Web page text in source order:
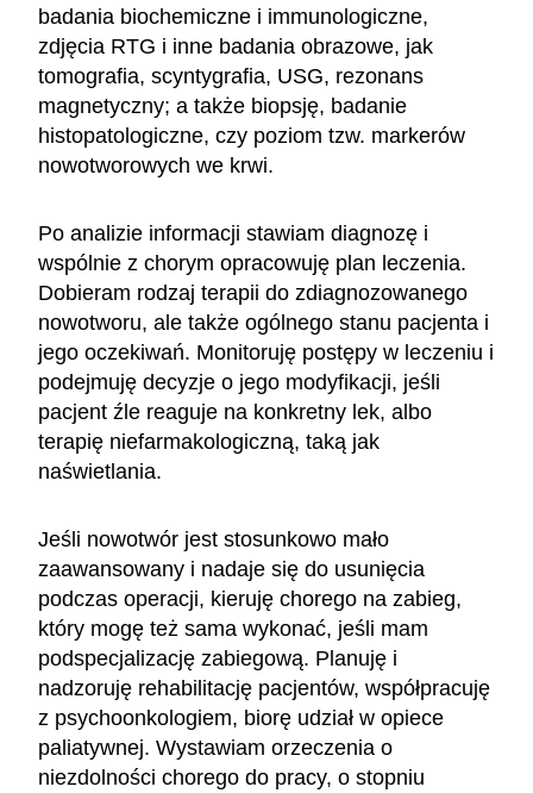
badania biochemiczne i immunologiczne,
zdjęcia RTG i inne badania obrazowe, jak
tomografia, scyntygrafia, USG, rezonans
magnetyczny; a także biopsję, badanie
histopatologiczne, czy poziom tzw. markerów
nowotworowych we krwi.
Po analizie informacji stawiam diagnozę i
wspólnie z chorym opracowuję plan leczenia.
Dobieram rodzaj terapii do zdiagnozowanego
nowotworu, ale także ogólnego stanu pacjenta i
jego oczekiwań. Monitoruję postępy w leczeniu i
podejmuję decyzje o jego modyfikacji, jeśli
pacjent źle reaguje na konkretny lek, albo
terapię niefarmakologiczną, taką jak
naświetlania.
Jeśli nowotwór jest stosunkowo mało
zaawansowany i nadaje się do usunięcia
podczas operacji, kieruję chorego na zabieg,
który mogę też sama wykonać, jeśli mam
podspecjalizację zabiegową. Planuję i
nadzoruję rehabilitację pacjentów, współpracuję
z psychoonkologiem, biorę udział w opiece
paliatywnej. Wystawiam orzeczenia o
niezdolności chorego do pracy, o stopniu